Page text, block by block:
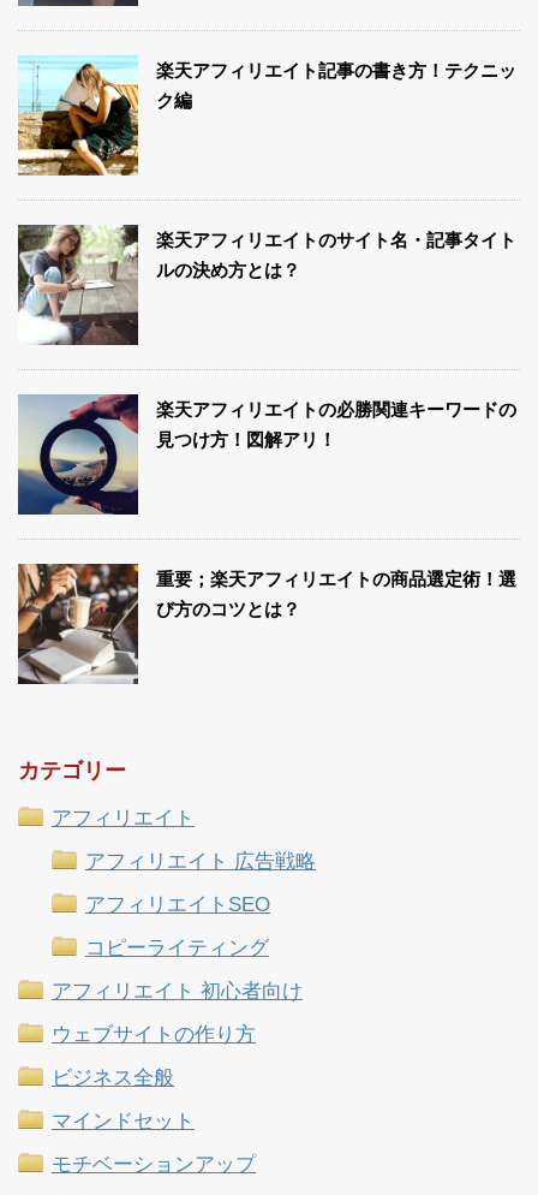
楽天アフィリエイト記事の書き方！テクニッ
ク編
楽天アフィリエイトのサイト名・記事タイト
ルの決め方とは？
楽天アフィリエイトの必勝関連キーワードの
見つけ方！図解アリ！
重要；楽天アフィリエイトの商品選定術！選
び方のコツとは？
カテゴリー
アフィリエイト
アフィリエイト 広告戦略
アフィリエイトSEO
コピーライティング
アフィリエイト 初心者向け
ウェブサイトの作り方
ビジネス全般
マインドセット
モチベーションアップ